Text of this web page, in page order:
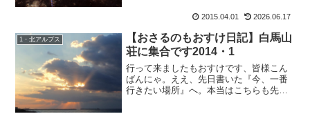
2015.04.01 2026.06.17
1・北アルプス
【おさるのもおすけ日記】白馬山
荘に集合です2014・1
行って来ましたもおすけです、皆様こん
ばんにゃ。ええ、先日書いた『今、一番
行きたい場所』へ。本当はこちらも先日